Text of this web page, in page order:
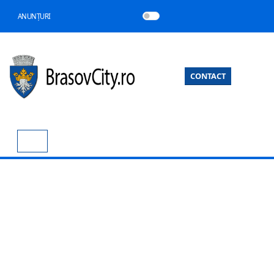
ANUNȚURI
CONTACT